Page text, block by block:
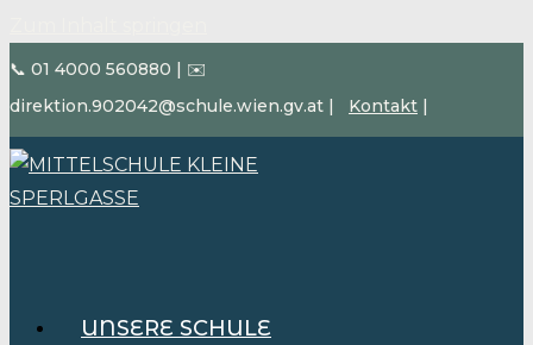
📞 01 4000 560880 | ✉️
direktion.902042@schule.wien.gv.at | Kontakt |
UNSERE SCHULE